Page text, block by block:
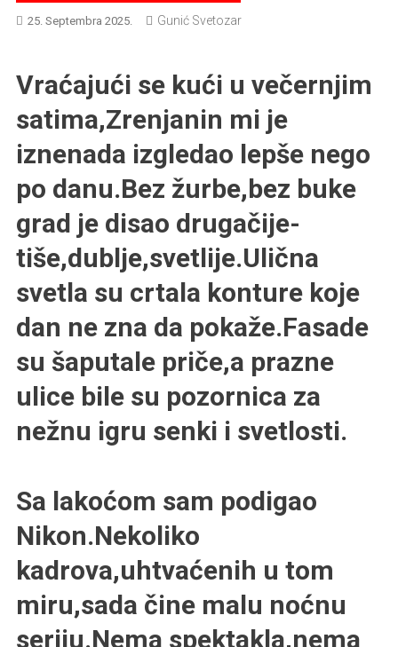
25. Septembra 2025. Gunić Svetozar
Vraćajući se kući u večernjim
satima,Zrenjanin mi je
iznenada izgledao lepše nego
po danu.Bez žurbe,bez buke
grad je disao drugačije-
tiše,dublje,svetlije.Ulična
svetla su crtala konture koje
dan ne zna da pokaže.Fasade
su šaputale priče,a prazne
ulice bile su pozornica za
nežnu igru senki i svetlosti.
Sa lakoćom sam podigao
Nikon.Nekoliko
kadrova,uhtvaćenih u tom
miru,sada čine malu noćnu
seriju.Nema spektakla,nema